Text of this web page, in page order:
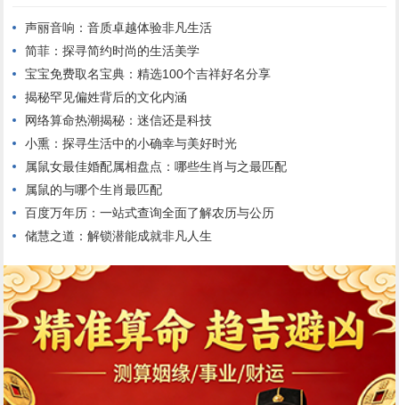
声丽音响：音质卓越体验非凡生活
简菲：探寻简约时尚的生活美学
宝宝免费取名宝典：精选100个吉祥好名分享
揭秘罕见偏姓背后的文化内涵
网络算命热潮揭秘：迷信还是科技
小熏：探寻生活中的小确幸与美好时光
属鼠女最佳婚配属相盘点：哪些生肖与之最匹配
属鼠的与哪个生肖最匹配
百度万年历：一站式查询全面了解农历与公历
储慧之道：解锁潜能成就非凡人生